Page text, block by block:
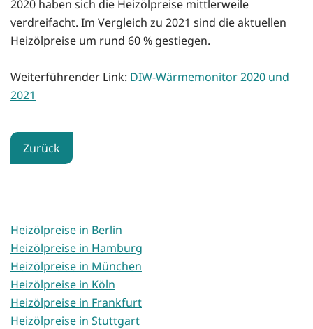
2020 haben sich die Heizölpreise mittlerweile
verdreifacht. Im Vergleich zu 2021 sind die aktuellen
Heizölpreise um rund 60 % gestiegen.
Weiterführender Link: DIW-Wärmemonitor 2020 und
2021
Zurück
Heizölpreise in Berlin
Heizölpreise in Hamburg
Heizölpreise in München
Heizölpreise in Köln
Heizölpreise in Frankfurt
Heizölpreise in Stuttgart